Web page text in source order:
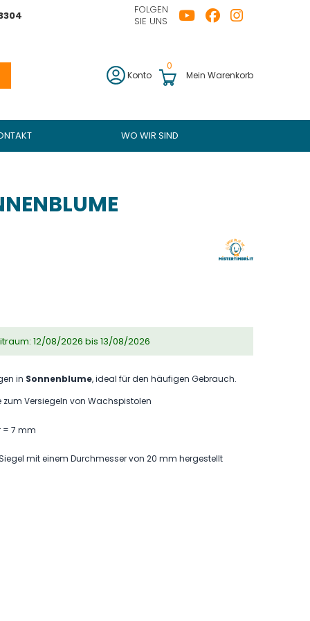
FOLGEN
SIE UNS
Konto Mein Warenkorb
0
WO WIR SIND
12/08/2026 bis 13/08/2026
in Sonnenblume, ideal für den häufigen Gebrauch.
Versiegeln von Wachspistolen
= 7 mm
mit einem Durchmesser von 20 mm hergestellt